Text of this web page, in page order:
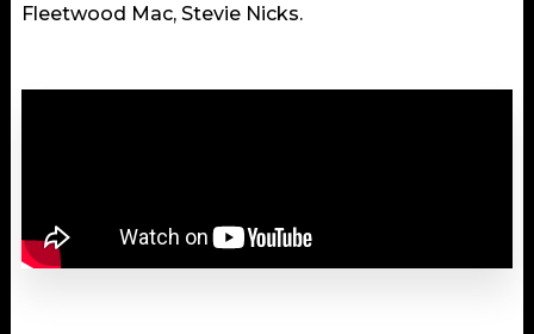
Fleetwood Mac, Stevie Nicks.